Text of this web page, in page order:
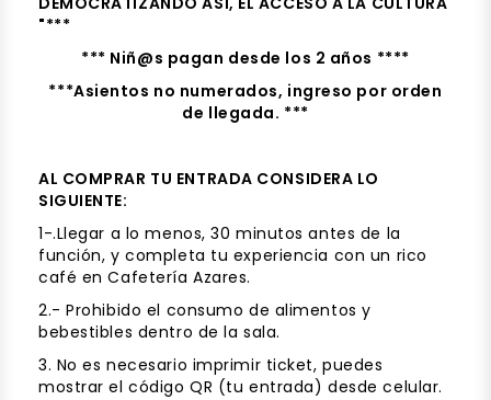
"***
*** Niñ@s pagan desde los 2 años ****
***Asientos no numerados, ingreso por orden
de llegada. ***
AL COMPRAR TU ENTRADA CONSIDERA LO
SIGUIENTE:
1-.Llegar a lo menos, 30 minutos antes de la
función, y completa tu experiencia con un rico
café en Cafetería Azares.
2.- Prohibido el consumo de alimentos y
bebestibles dentro de la sala.
3. No es necesario imprimir ticket, puedes
mostrar el código QR (tu entrada) desde celular.